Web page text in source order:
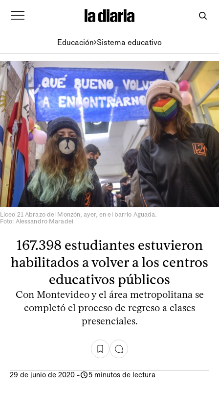
Educación Sistema educativo
Liceo 21 Abrazo del Monzón, ayer, en el barrio Aguada.
Foto: Alessandro Maradei
167.398 estudiantes estuvieron
habilitados a volver a los centros
educativos públicos
Con Montevideo y el área metropolitana se
completó el proceso de regreso a clases
presenciales.
29 de junio de 2020 - 5 minutos de lectura